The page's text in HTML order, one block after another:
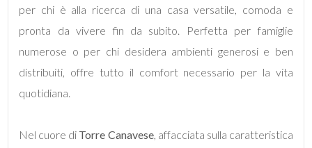
per chi è alla ricerca di una casa versatile, comoda e
pronta da vivere fin da subito. Perfetta per famiglie
numerose o per chi desidera ambienti generosi e ben
distribuiti, offre tutto il comfort necessario per la vita
quotidiana.
Nel cuore di Torre Canavese, affacciata sulla caratteristica
minimi